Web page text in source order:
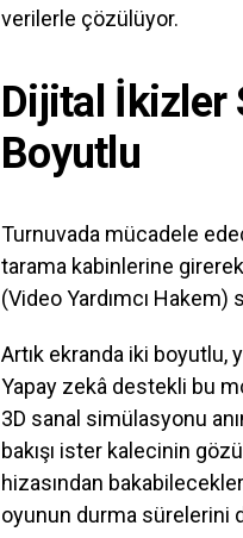
verilerle çözülüyor.
Dijital İkizler
Boyutlu
Turnuvada mücadele
tarama kabinlerine
(Video Yardımcı
Artık ekranda iki
Yapay zekâ destekli bu
3D sanal simülasyonu
bakışı ister kalecinin
hizasından
oyunun durma sürelerini